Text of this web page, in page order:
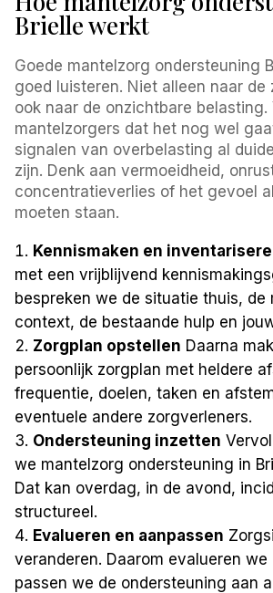
Brielle werkt
Goede mantelzorg ondersteuning
goed luisteren. Niet alleen naar
ook naar de onzichtbare belasting.
mantelzorgers dat het nog wel
signalen van overbelasting al
zijn. Denk aan vermoeidheid,
concentratieverlies of het gevoel
moeten staan.
Kennismaken en
met een vrijblijvend
bespreken we de situatie thuis, de
context, de bestaande hulp en
Zorgplan opstellen Daarna
persoonlijk zorgplan met heldere
frequentie, doelen, taken en
eventuele andere zorgverleners.
Ondersteuning inzetten
we mantelzorg ondersteuning in
Dat kan overdag, in de avond,
structureel.
Evalueren en aanpassen
veranderen. Daarom evalueren
passen we de ondersteuning aan